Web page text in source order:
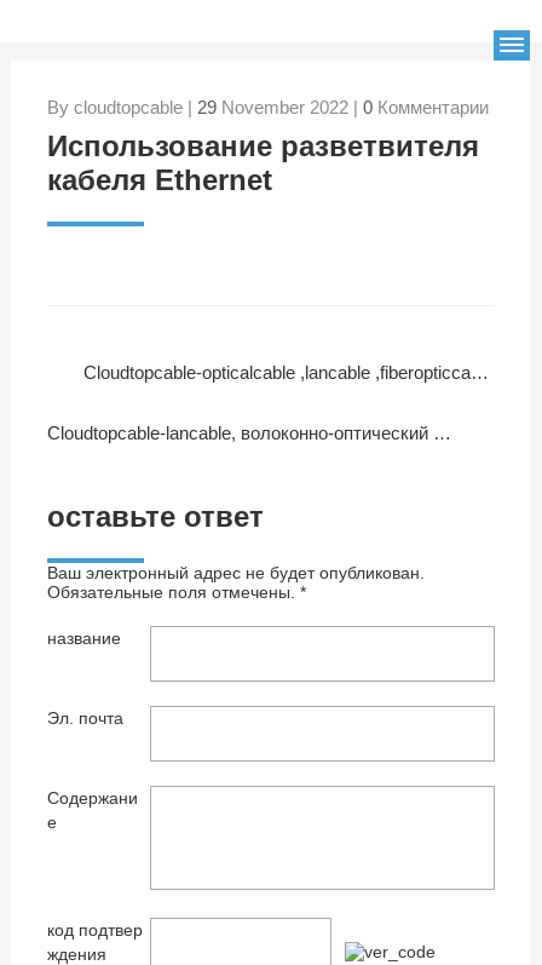
By cloudtopcable | 29November 2022 | 0Комментарии
Использование разветвителя
кабеля Ethernet
Cloudtopcable-opticalcable ,lancable ,fiberopticcable видео о продукции
Cloudtopcable-lancable, волоконно-оптический кабель, оптический кабель видео о продукции
оставьте ответ
Ваш электронный адрес не будет опубликован.
Обязательные поля отмечены. *
название
Эл. почта
Содержани
е
код подтвер
ждения